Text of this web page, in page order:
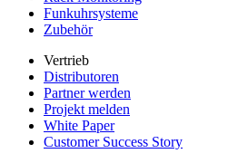
Funkuhrsysteme
Zubehör
Vertrieb
Distributoren
Partner werden
Projekt melden
White Paper
Customer Success Story